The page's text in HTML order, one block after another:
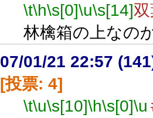
\t\h\s[0]\u\s[14]
林檎箱の上なの
07/01/21 22:57
[投票: 4]
\t\u\s[10]\h\s[0]\u